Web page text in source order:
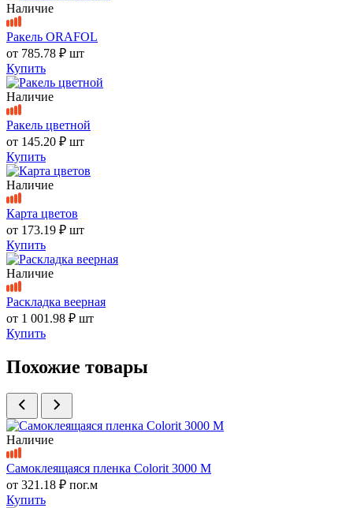
Наличие
Ракель ORAFOL
от 785.78 ₽ шт
Купить
Наличие
Ракель цветной
от 145.20 ₽ шт
Купить
Наличие
Карта цветов
от 173.19 ₽ шт
Купить
Наличие
Раскладка веерная
от 1 001.98 ₽ шт
Купить
Похожие товары
Наличие
Самоклеящаяся пленка Colorit 3000 M
от 321.18 ₽ пог.м
Купить